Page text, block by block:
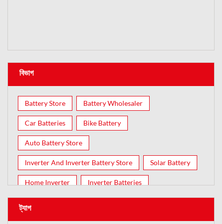
বিভাগ
Battery Store Battery Wholesaler
Car Batteries Bike Battery
Auto Battery Store
Inverter And Inverter Battery Store Solar Battery
Home Inverter Inverter Batteries
ট্যাগ